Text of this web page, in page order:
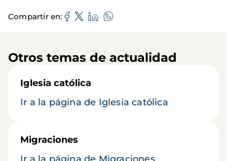
Compartir en
Otros temas de actualidad
Iglesia católica
Ir a la página de Iglesia católica
Migraciones